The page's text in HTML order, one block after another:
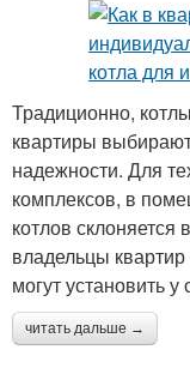
Традиционно,
квартиры
надежности. Для
комплексов, в
котлов склоняется
владельцы
могут установить у
читать дальше →